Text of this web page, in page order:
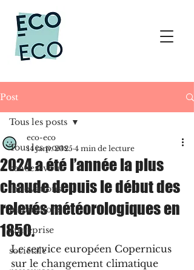
Post
Tous les posts
rendez-vous
innovations
inspirations
entreprise
sociétale
Tous les posts
2024 a été l’année la plus
chaude depuis le début des
relevés météorologiques en
1850.
eco-eco
14 janv. 2025 4 min de lecture
Le service européen Copernicus
sur le changement climatique